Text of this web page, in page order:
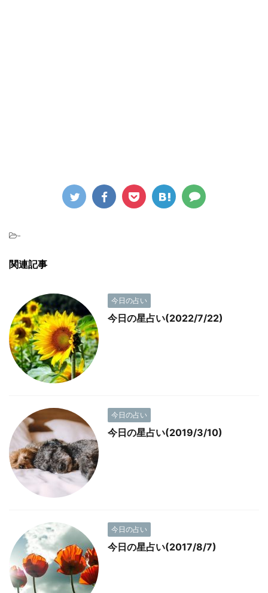
-
関連記事
今日の占い
今日の星占い(2022/7/22)
今日の占い
今日の星占い(2019/3/10)
今日の占い
今日の星占い(2017/8/7)